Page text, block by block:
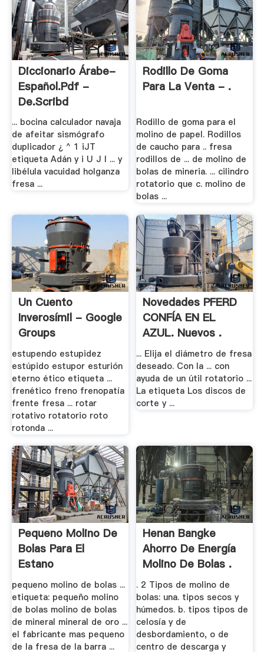
Diccionario Árabe-
Español.pdf -
De.scribd
... bocina calculador navaja
de afeitar sismógrafo
duplicador ¿ ^ 1 iJT
etiqueta Adán y i U J I ... y
libélula vacuidad holganza
fresa ...
Rodillo De Goma
Para La Venta - .
Rodillo de goma para el
molino de papel. Rodillos
de caucho para .. fresa
rodillos de ... de molino de
bolas de mineria. ... cilindro
rotatorio que c. molino de
bolas ...
Un Cuento
Inverosímil - Google
Groups
estupendo estupidez
estúpido estupor esturión
eterno ético etiqueta ...
frenético freno frenopatía
frente fresa ... rotar
rotativo rotatorio roto
rotonda ...
Novedades PFERD
CONFÍA EN EL
AZUL. Nuevos .
... Elija el diámetro de fresa
deseado. Con la ... con
ayuda de un útil rotatorio ...
La etiqueta Los discos de
corte y ...
Pequeno Molino De
Bolas Para El
Estano
pequeno molino de bolas ...
etiqueta: pequeño molino
de bolas molino de bolas
de mineral mineral de oro ...
el fabricante mas pequeno
de la fresa de la barra ...
Henan Bangke
Ahorro De Energía
Molino De Bolas .
. 2 Tipos de molino de
bolas: una. tipos secos y
húmedos. b. tipos tipos de
celosía y de
desbordamiento, o de
centro de descarga y